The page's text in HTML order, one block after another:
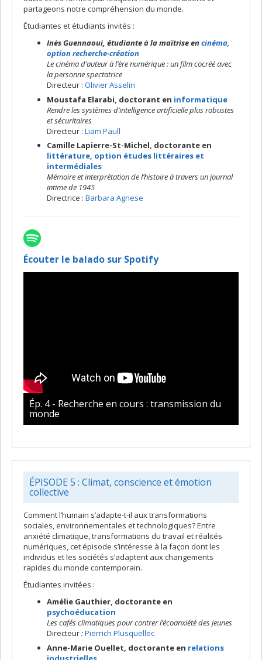
partageons notre compréhension du monde.
Étudiantes et étudiants invités :
Inès Guennaoui, étudiante à la maîtrise encinéma,
option recherche-création
Le cinéma d’auteur à l’ère numérique : un film cocréé avec
la personne spectatrice
Directeur : Olivier Asselin
Moustafa Elarabi, doctorant en informatique
Rendre les systèmes d’intelligence artificielle plus robustes
et sécuritaires
Directeur : Liam Paull
Camille Lapierre-St-Michel, doctorante en
littérature, option études littéraires et
intermédiales
Mémoire et interprétation de l’histoire à travers un journal
intime de 1945
Directrice : Barbara Agnese
Écouter le balado sur Spotify
Ép. 4 - Recherche en cours : transmission du
monde
ÉPISODE 5 : Climat, conscience et émotion
collective
Comment l’humain s’adapte-t-il aux transformations
sociales, environnementales et technologiques? Entre
anxiété climatique, transformations du travail et réalités
numériques, cet épisode s’intéresse à la façon dont les
individus et les sociétés s’adaptent aux changements
rapides du monde contemporain.
Étudiantes invitées :
Amélie Gauthier, doctorante en
psychoéducation
Les cafés climatiques pour contrer l’écoanxiété des jeunes
Directeur:Pierrich Plusquellec
Anne-Marie Ouellet, doctorante en relations